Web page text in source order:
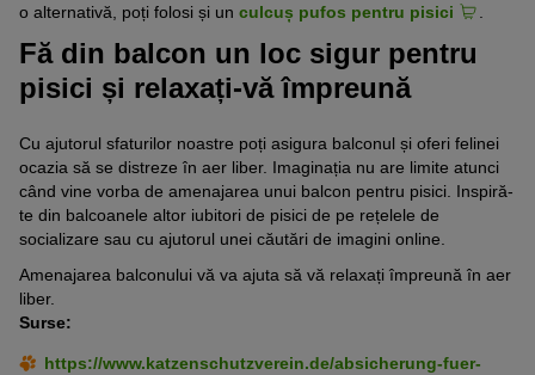
o alternativă, poți folosi și un culcuș pufos pentru pisici
Fă din balcon un loc sigur pentru
pisici și relaxați-vă împreună
Cu ajutorul sfaturilor noastre poți asigura balconul și oferi felinei
ocazia să se distreze în aer liber. Imaginația nu are limite atunci
când vine vorba de amenajarea unui balcon pentru pisici. Inspiră-
te din balcoanele altor iubitori de pisici de pe rețelele de
socializare sau cu ajutorul unei căutări de imagini online.
Amenajarea balconului vă va ajuta să vă relaxați împreună în aer
liber.
Surse:
https://www.katzenschutzverein.de/absicherung-fuer-